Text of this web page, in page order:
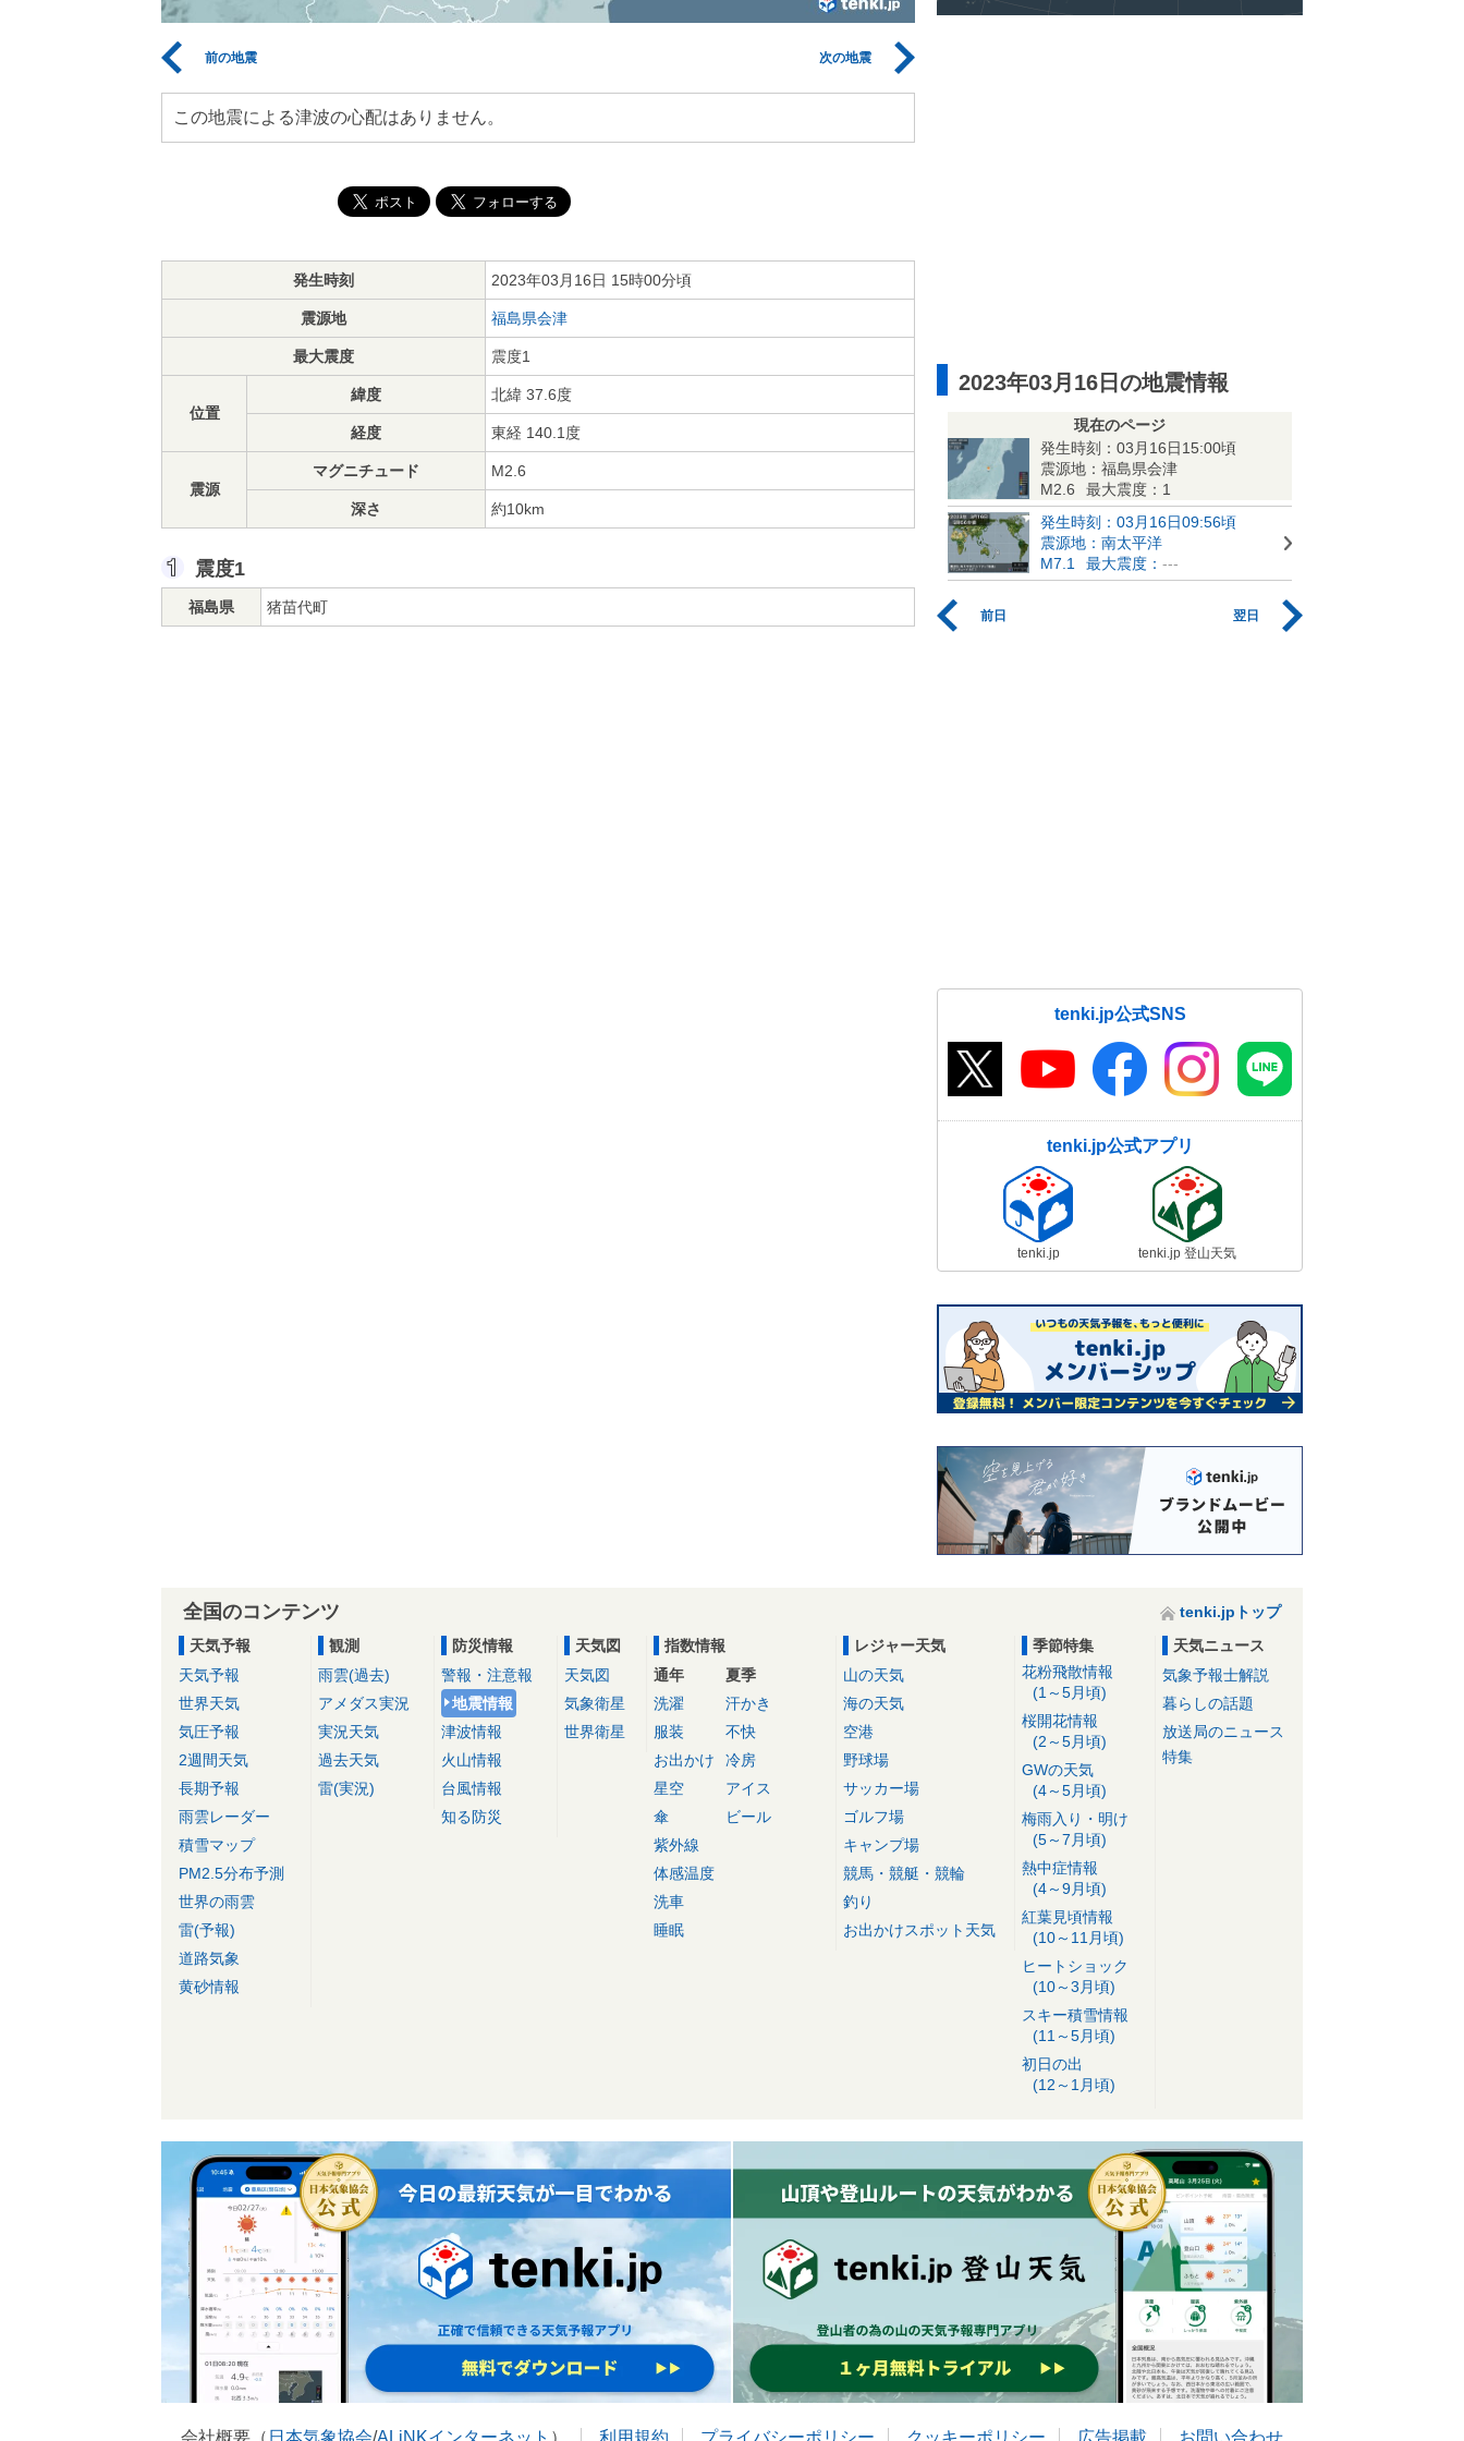
前の地震 次の地震
この地震による津波の心配はありません。
発生時刻 2023年03月16日 15時00分頃
震源地 福島県会津
最大震度 震度1
位置
緯度 北緯 37.6度
経度 東経 140.1度
震源
マグニチュード M2.6
深さ 約10km
震度1
福島県 猪苗代町
2023年03月16日の地震情報
現在のページ
発生時刻：03月16日15:00頃
震源地：福島県会津
M2.6
最大震度：1
発生時刻：03月16日09:56頃
震源地：南太平洋
M7.1
最大震度： ---
前日 翌日
tenki.jp公式SNS
tenki.jp公式アプリ
tenki.jp tenki.jp 登山天気
全国のコンテンツ
tenki.jpトップ
天気予報
天気予報
世界天気
気圧予報
2週間天気
長期予報
雨雲レーダー
積雪マップ
PM2.5分布予測
世界の雨雲
雷(予報)
道路気象
黄砂情報
観測
雨雲(過去)
アメダス実況
実況天気
過去天気
雷(実況)
防災情報
警報・注意報
地震情報
津波情報
火山情報
台風情報
知る防災
天気図
天気図
気象衛星
世界衛星
指数情報
通年
洗濯
服装
お出かけ
星空
傘
紫外線
体感温度
洗車
睡眠
夏季
汗かき
不快
冷房
アイス
ビール
レジャー天気
山の天気
海の天気
空港
野球場
サッカー場
ゴルフ場
キャンプ場
競馬・競艇・競輪
釣り
お出かけスポット天気
季節特集
花粉飛散情報
(1～5月頃)
桜開花情報
(2～5月頃)
GWの天気
(4～5月頃)
梅雨入り・明け
(5～7月頃)
熱中症情報
(4～9月頃)
紅葉見頃情報
(10～11月頃)
ヒートショック
(10～3月頃)
スキー積雪情報
(11～5月頃)
初日の出
(12～1月頃)
天気ニュース
気象予報士解説
暮らしの話題
放送局のニュース
特集
会社概要（ 日本気象協会/ALiNKインターネット ） 利用規約 プライバシーポリシー クッキーポリシー 広告掲載 お問い合わせ